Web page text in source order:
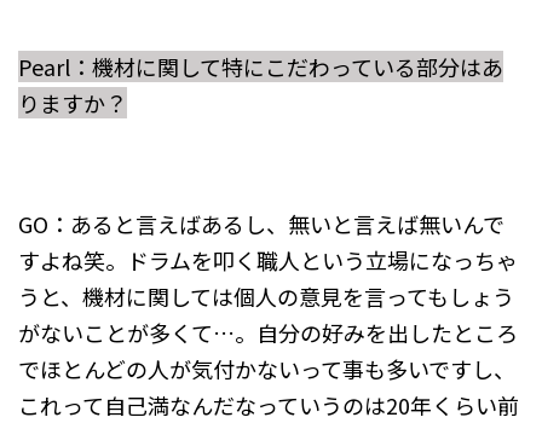
Pearl：機材に関して特にこだわっている部分はあ
りますか？
GO：あると言えばあるし、無いと言えば無いんで
すよね笑。ドラムを叩く職人という立場になっちゃ
うと、機材に関しては個人の意見を言ってもしょう
がないことが多くて…。自分の好みを出したところ
でほとんどの人が気付かないって事も多いですし、
これって自己満なんだなっていうのは20年くらい前